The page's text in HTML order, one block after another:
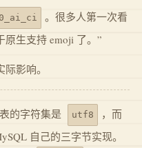
。很多人第一次看
原生支持 emoji 了。”
影响。
的字符集是 utf8
，而
自己的三字节实现。